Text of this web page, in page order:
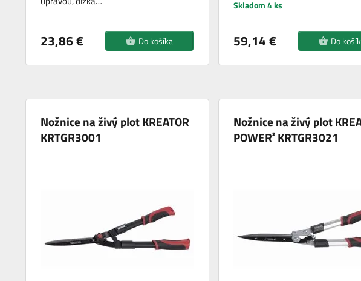
23,86 € Do košíka
Skladom 4 ks
59,14 € Do
Nožnice na živý plot KREATOR
KRTGR3001
Nožnice na živý plot
POWER² KRTGR3021